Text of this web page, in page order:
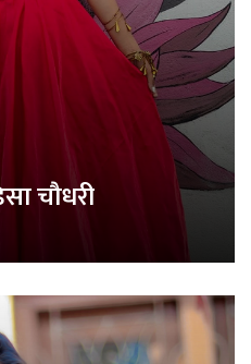
चौधरी